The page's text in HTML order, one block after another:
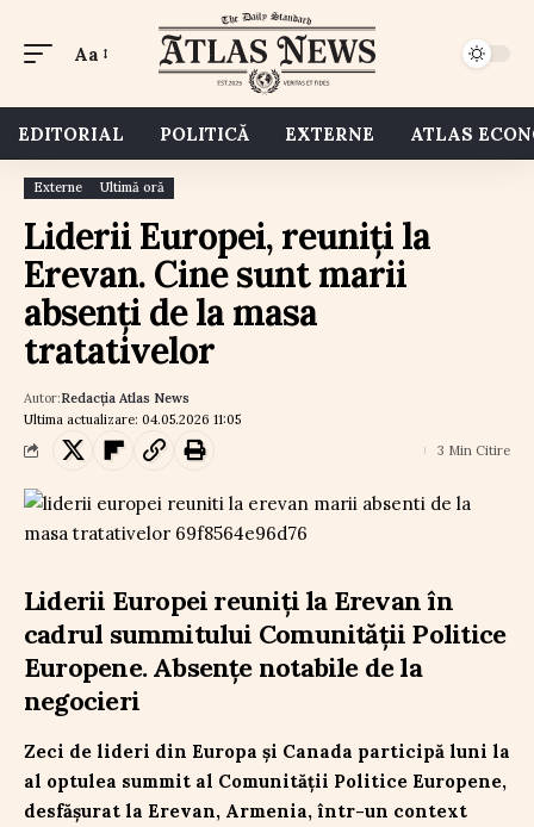
Aa
EDITORIAL POLITICĂ EXTERNE ATLAS
Externe Ultimă oră
Liderii Europei, reuniți la
Erevan. Cine sunt marii
absenți de la masa
tratativelor
Ultima actualizare: 04.05.2026 11:05
Autor:Redacția Atlas News
3 Min Citire
Liderii Europei reuniți la Erevan în
cadrul summitului Comunității Politice
Europene. Absențe notabile de la
negocieri
Zeci de lideri din Europa și Canada participă luni la
al optulea summit al Comunității Politice Europene,
desfășurat la Erevan, Armenia, într-un context